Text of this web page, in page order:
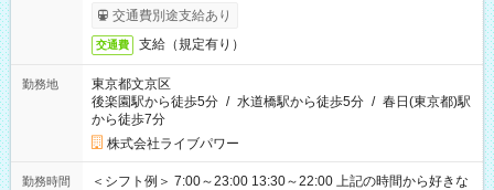
交通費別途支給あり
交通費 支給（規定有り）
勤務地
東京都文京区
後楽園駅から徒歩5分 / 水道橋駅から徒歩5分 / 春日(東京都)駅
から徒歩7分
株式会社ライブパワー
勤務時間
＜シフト例＞ 7:00～23:00 13:30～22:00 上記の時間から好きな